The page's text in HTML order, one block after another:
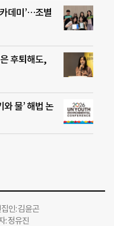
데미’…조별
후퇴해도,
물’ 해법 논
인: 김윤곤
: 정유진